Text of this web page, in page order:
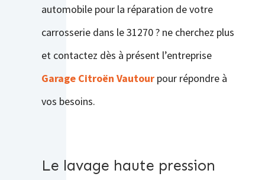
automobile pour la réparation de votre
carrosserie dans le 31270 ? ne cherchez plus
et contactez dès à présent l’entreprise
Garage Citroën Vautourpour répondre à
vos besoins.
Le lavage haute pression